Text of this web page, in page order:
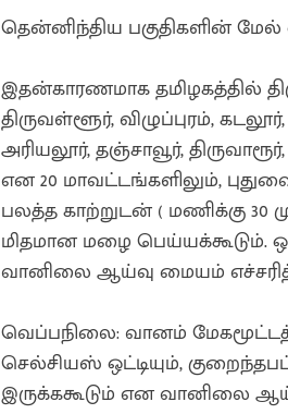
தென்னிந்திய பகுதிகளின் மேல்
இதன்காரணமாக தமிழகத்தில்
திருவள்ளூர், விழுப்புரம்,
அரியலூர், தஞ்சாவூர்,
என 20 மாவட்டங்களிலும்,
பலத்த காற்றுடன் ( மணிக்கு 30
மிதமான மழை பெய்யக்கூடும்.
வானிலை ஆய்வு மையம்
வெப்பநிலை: வானம்
செல்சியஸ் ஒட்டியும்,
இருக்ககூடும் என வானிலை